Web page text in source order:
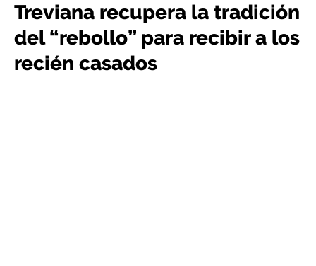
Treviana recupera la tradición
del “rebollo” para recibir a los
recién casados